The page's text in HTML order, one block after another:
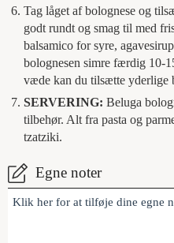
Tag låget af bolognese og
godt rundt og smag til med
balsamico for syre,
bolognesen simre færdig 10-
væde kan du tilsætte yderlige
SERVERING: Beluga
tilbehør. Alt fra pasta og
tzatziki.
Egne noter
Klik her for at tilføje dine egne